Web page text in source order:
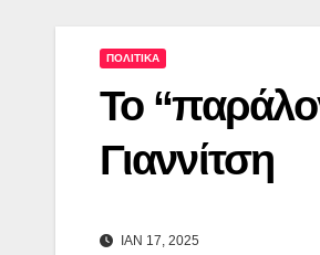
ΠΟΛΙΤΙΚΑ
Το
Γιαννίτση
ΙΑΝ 17, 2025